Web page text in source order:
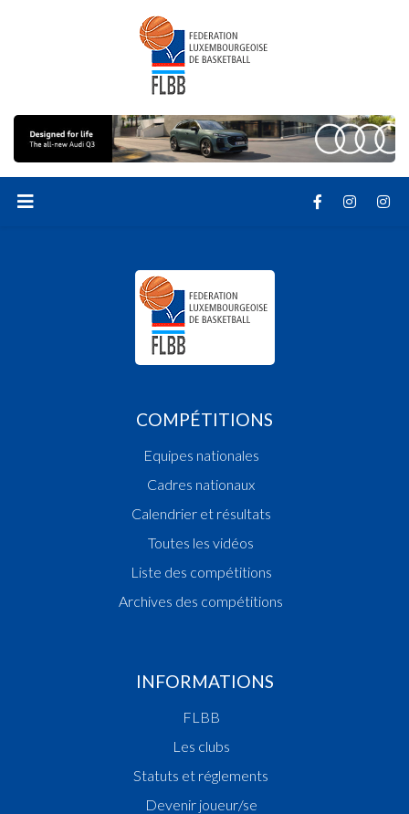
COMPÉTITIONS
Equipes nationales
Cadres nationaux
Calendrier et résultats
Toutes les vidéos
Liste des compétitions
Archives des compétitions
INFORMATIONS
FLBB
Les clubs
Statuts et réglements
Devenir joueur/se